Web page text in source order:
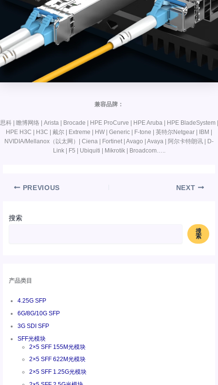
搜索
搜
索
产品类目
4.25G SFP
6G/8G/10G SFP
3G SDI SFP
SFF光模块
2×5 SFF 155M光模块
2×5 SFF 622M光模块
2×5 SFF 1.25G光模块
兼容品牌：
思科 | 瞻博网络 | Arista | Brocade | HPE ProCurve | HPE Aruba | HPE BladeSystem |
HPE H3C | H3C | 戴尔 | Extreme | HW | Generic | F-tone | 英特尔Netgear | IBM |
NVIDIA/Mellanox（以太网）| Ciena | Fortinet | Avago | Avaya | 阿尔卡特朗讯 | D-
Link | F5 | Ubiquiti | Mikrotik | Broadcom…..
PREVIOUS NEXT